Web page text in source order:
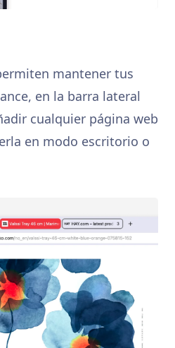
mantener tus
en la barra lateral
cualquier página web
en modo escritorio o